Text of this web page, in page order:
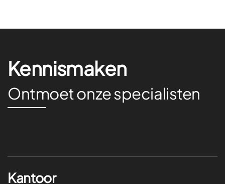
Kennismaken
Ontmoet onze specialisten
Kantoor